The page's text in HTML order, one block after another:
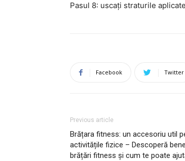
Pasul 8: uscați straturile
Facebook Twitter
Previous article
Brățara fitness: un accesoriu util
activitățile fizice – Descoperă
brățări fitness și cum te poate